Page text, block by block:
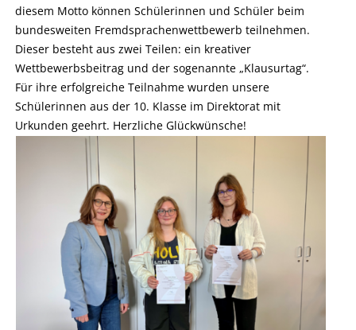
diesem Motto können Schülerinnen und Schüler beim
bundesweiten Fremdsprachenwettbewerb teilnehmen.
Dieser besteht aus zwei Teilen: ein kreativer
Wettbewerbsbeitrag und der sogenannte „Klausurtag“.
Für ihre erfolgreiche Teilnahme wurden unsere
Schülerinnen aus der 10. Klasse im Direktorat mit
Urkunden geehrt. Herzliche Glückwünsche!